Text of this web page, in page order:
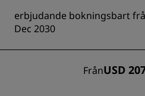
erbjudande bokningsbart
Dec 2030
FrånUSD